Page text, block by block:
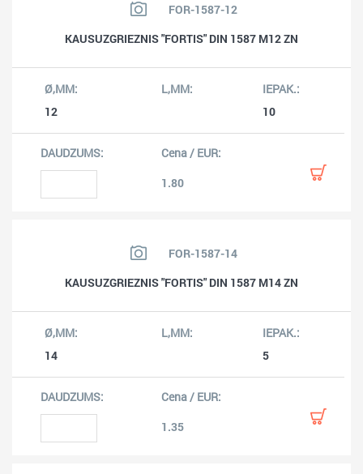
FOR-1587-12
KAUSUZGRIEZNIS "FORTIS" DIN 1587 M12 ZN
12 10
1.80
FOR-1587-14
KAUSUZGRIEZNIS "FORTIS" DIN 1587 M14 ZN
14 5
1.35